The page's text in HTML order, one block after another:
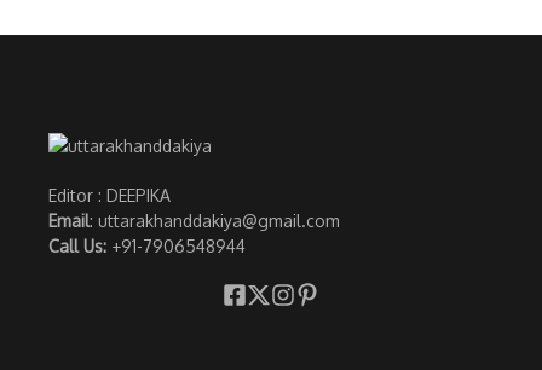
Editor : DEEPIKA
Email: uttarakhanddakiya@gmail.com
Call Us: +91-7906548944